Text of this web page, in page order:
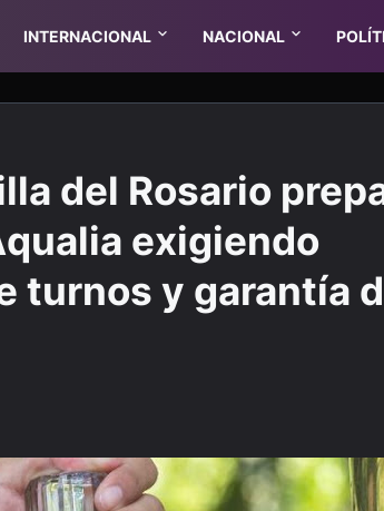
INTERNACIONAL NACIONAL
del Rosario
exigiendo
turnos y garantía